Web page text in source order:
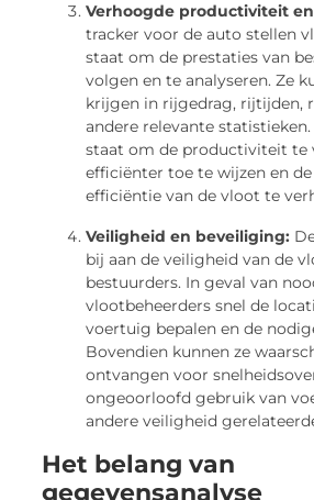
Verhoogde productiviteit
tracker voor de auto stellen
staat om de prestaties van
volgen en te analyseren. Ze
krijgen in rijgedrag, rijtijden,
andere relevante
staat om de productiviteit te
efficiënter toe te wijzen en
efficiëntie van de vloot te
Veiligheid en beveiliging:
bij aan de veiligheid van de
bestuurders. In geval van
vlootbeheerders snel de
voertuig bepalen en de
Bovendien kunnen ze
ontvangen voor
ongeoorloofd gebruik van
andere veiligheid
Het belang van
gegevensanalyse